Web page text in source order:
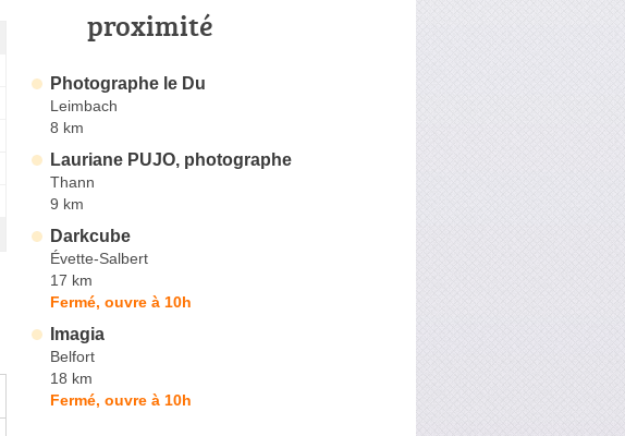
proximité
Photographe le Du
Leimbach
8 km
Lauriane PUJO, photographe
Thann
9 km
Darkcube
Évette-Salbert
17 km
Fermé, ouvre à 10h
Imagia
Belfort
18 km
Fermé, ouvre à 10h